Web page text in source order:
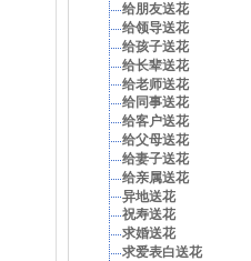
给朋友送花
给领导送花
给孩子送花
给长辈送花
给老师送花
给同事送花
给客户送花
给父母送花
给妻子送花
给亲属送花
异地送花
祝寿送花
求婚送花
求爱表白送花